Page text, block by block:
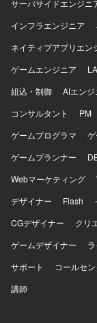
サーバサイドエンジニ
インフラエンジニア
ネイティブアプリエン
ゲームエンジニア
組込・制御
AIエンジ
コンサルタント
PM
ゲームプログラマ
ゲームプランナー
Webマーケティング
デザイナー
Flash
CGデザイナー
クリ
ゲームデザイナー
サポート
コールセ
講師